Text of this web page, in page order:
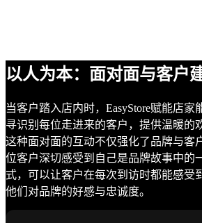
以人为本：面对面与客户
当客户踏入店内时，EasyStore赋能店家
寻识别每位走进来的客户，提供温暖的
这种面对面的互动不仅强化了品牌与客
位客户深切感受到自己是品牌故事中的
式，可以让客户在每次到访时都能感受
他们对品牌的好感与忠诚度。